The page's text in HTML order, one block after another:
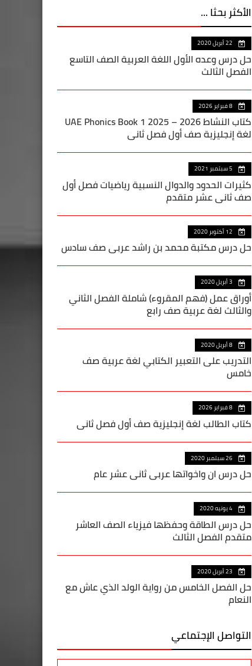
الأكثر بحثا ...
22 أبريل 2020
حل درس وعده الأول اللغة العربية الصف التاسع
الفصل الثالث
8 فبراير 2026
كتاب النشاط UAE Phonics Book 1 2025 – 2026
لغة إنجليزية صف أول فصل ثاني
5 سبتمبر 2021
كثيرات الحدود والدوال النسبية رياضيات فصل أول
صف ثاني عشر متقدم
12 أكتوبر 2020
حل درس مكتبة محمد بن راشد عربي صف سادس
3 أبريل 2020
أوراق عمل (فهم المقروء) شاملة الفصل الثاني
والثالث لغة عربية صف رابع
8 أبريل 2020
التدريب على التعبير الكتابي لغة عربية صف
خامس
8 فبراير 2026
كتاب الطالب لغة إنجليزية صف أول فصل ثاني
26 سبتمبر 2020
حل درس ان واخواتها عربي ثاني عشر عام
4 يونيه 2020
حل درس الطاقة وحفظها فيزياء الصف العاشر
متقدم الفصل الثالث
23 أبريل 2020
حل الفصل الخامس من رواية الولد الذي عاش مع
النعام
التواصل الإجتماعي